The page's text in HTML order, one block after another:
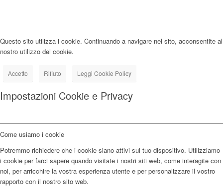
Questo sito utilizza i cookie. Continuando a navigare nel sito, acconsentite al
nostro utilizzo dei cookie.
Accetto Rifiuto Leggi Cookie Policy
Impostazioni Cookie e Privacy
Come usiamo i cookie
Potremmo richiedere che i cookie siano attivi sul tuo dispositivo. Utilizziamo
i cookie per farci sapere quando visitate i nostri siti web, come interagite con
noi, per arricchire la vostra esperienza utente e per personalizzare il vostro
rapporto con il nostro sito web.